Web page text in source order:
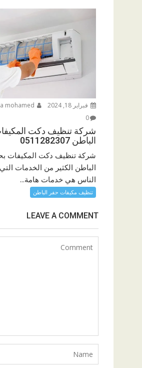
فبراير 18, 2024
0
شركة تنظيف دكت
الباطن 0511282307
شركة تنظيف دكت المكيفات
الباطن الكثير من الخدمات
الناس هي خدمات هامة...
تنظيف مكيفات حفر الباطن
LEAVE A COMMENT